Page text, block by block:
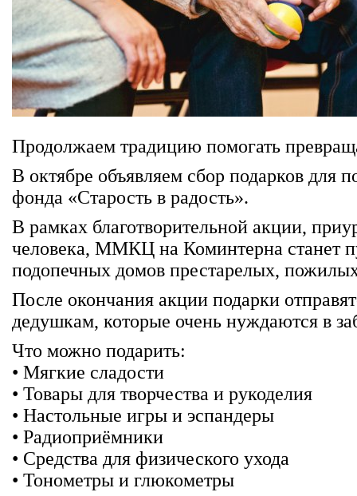
Продолжаем традицию помогать
В октябре объявляем сбор подарков для
фонда «Старость в радость».
В рамках благотворительной акции,
человека, ММКЦ на Коминтерна станет
подопечных домов престарелых,
После окончания акции подарки
дедушкам, которые очень нуждаются в
Что можно подарить:
• Мягкие сладости
• Товары для творчества и рукоделия
• Настольные игры и эспандеры
• Радиоприёмники
• Средства для физического ухода
• Тонометры и глюкометры